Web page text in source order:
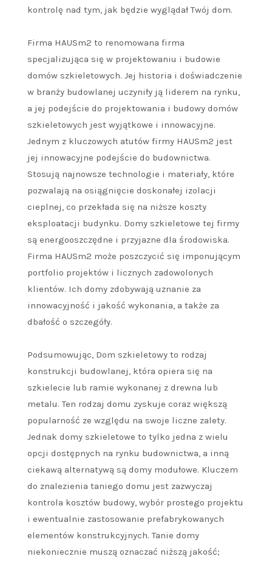
kontrolę nad tym, jak będzie wyglądał Twój dom.
Firma HAUSm2 to renomowana firma
specjalizująca się w projektowaniu i budowie
domów szkieletowych. Jej historia i doświadczenie
w branży budowlanej uczyniły ją liderem na rynku,
a jej podejście do projektowania i budowy domów
szkieletowych jest wyjątkowe i innowacyjne.
Jednym z kluczowych atutów firmy HAUSm2 jest
jej innowacyjne podejście do budownictwa.
Stosują najnowsze technologie i materiały, które
pozwalają na osiągnięcie doskonałej izolacji
cieplnej, co przekłada się na niższe koszty
eksploatacji budynku. Domy szkieletowe tej firmy
są energooszczędne i przyjazne dla środowiska.
Firma HAUSm2 może poszczycić się imponującym
portfolio projektów i licznych zadowolonych
klientów. Ich domy zdobywają uznanie za
innowacyjność i jakość wykonania, a także za
dbałość o szczegóły.
Podsumowując, Dom szkieletowy to rodzaj
konstrukcji budowlanej, która opiera się na
szkielecie lub ramie wykonanej z drewna lub
metalu. Ten rodzaj domu zyskuje coraz większą
popularność ze względu na swoje liczne zalety.
Jednak domy szkieletowe to tylko jedna z wielu
opcji dostępnych na rynku budownictwa, a inną
ciekawą alternatywą są domy modułowe. Kluczem
do znalezienia taniego domu jest zazwyczaj
kontrola kosztów budowy, wybór prostego projektu
i ewentualnie zastosowanie prefabrykowanych
elementów konstrukcyjnych. Tanie domy
niekoniecznie muszą oznaczać niższą jakość;